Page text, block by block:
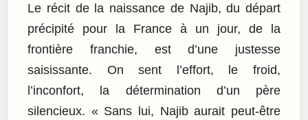
Le récit de la naissance de Najib, du départ
précipité pour la France à un jour, de la
frontière franchie, est d’une justesse
saisissante. On sent l’effort, le froid,
l’inconfort, la détermination d’un père
silencieux. « Sans lui, Najib aurait peut-être